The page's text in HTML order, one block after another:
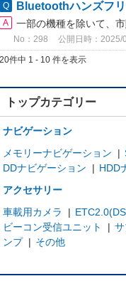
Bluetoothハンズフ
一部の機種を除いて、
No：298 公開日時：2025/
20件中 1 - 10 件を表示
トップカテゴリー
ナビゲーション
メモリーナビゲーション
|
DDナビゲーション
| HDD
アクセサリー
車載用カメラ
|
ビーコン受信ユニット
|
ンプ | その他